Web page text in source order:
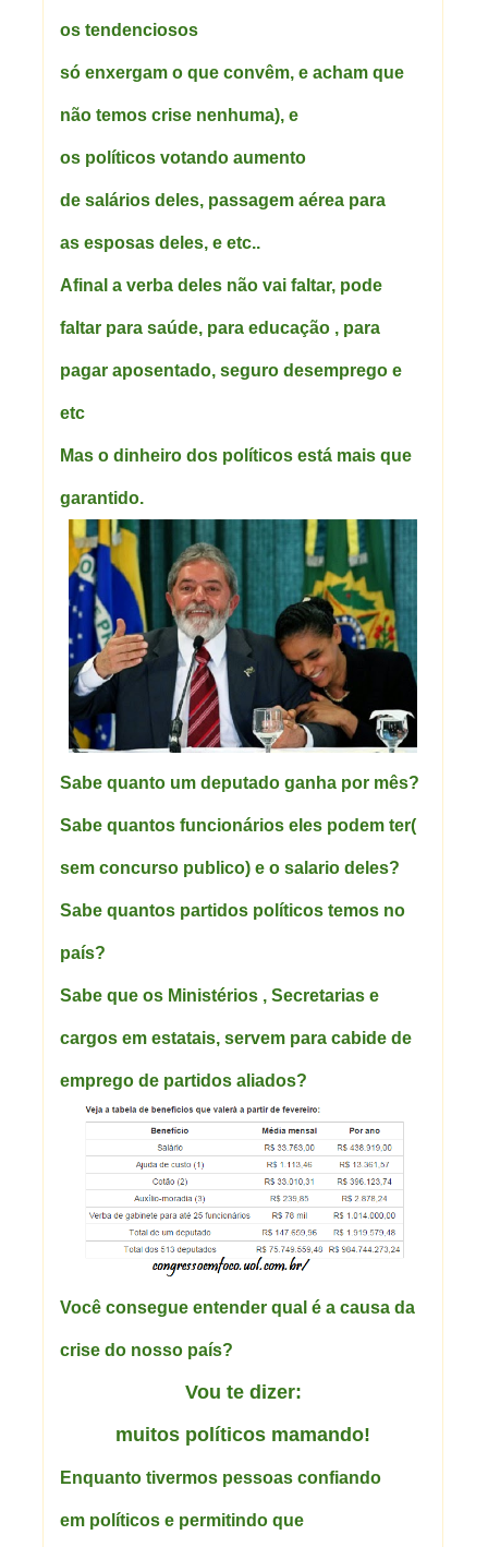
os tendenciosos
só enxergam o que convêm, e acham que
não temos crise nenhuma), e
os políticos votando aumento
de salários deles, passagem aérea para
as esposas deles, e etc..
Afinal a verba deles não vai faltar, pode
faltar para saúde, para educação , para
pagar aposentado, seguro desemprego e
etc
Mas o dinheiro dos políticos está mais que
garantido.
Sabe quanto um deputado ganha por mês?
Sabe quantos funcionários eles podem ter(
sem concurso publico) e o salario deles?
Sabe quantos partidos políticos temos no
país?
Sabe que os Ministérios , Secretarias e
cargos em estatais, servem para cabide de
emprego de partidos aliados?
Você consegue entender qual é a causa da
crise do nosso país?
Vou te dizer:
muitos políticos mamando!
Enquanto tivermos pessoas confiando
em políticos e permitindo que